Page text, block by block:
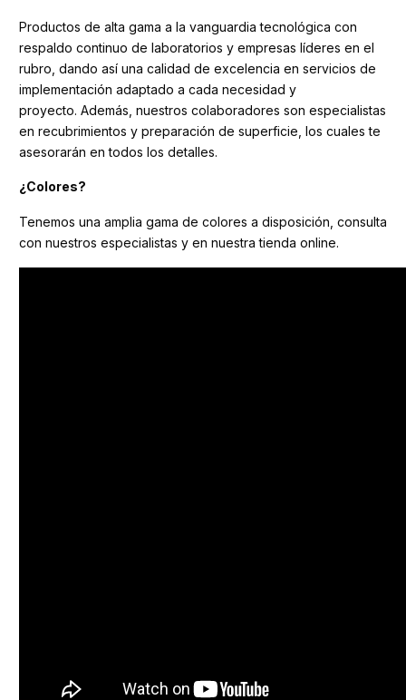
Productos de alta gama a la vanguardia tecnológica con
respaldo continuo de laboratorios y empresas líderes en el
rubro, dando así una calidad de excelencia en servicios de
implementación adaptado a cada necesidad y
proyecto. Además, nuestros colaboradores son especialistas
en recubrimientos y preparación de superficie, los cuales te
asesorarán en todos los detalles.
¿Colores?
Tenemos una amplia gama de colores a disposición, consulta
con nuestros especialistas y en nuestra tienda online.